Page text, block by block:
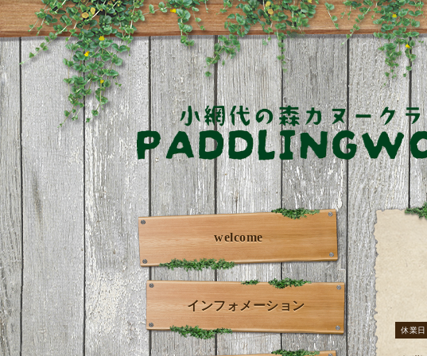
休業日
welcome
インフォメーション